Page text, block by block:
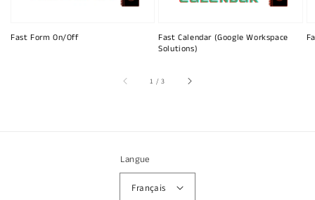
Fast Form On/Off
Fast Calendar (Google Workspace
Solutions)
1 /sur
3
Langue
Français